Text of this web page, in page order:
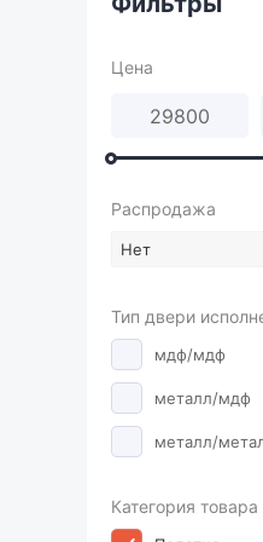
Цена
Распродажа
Нет
Тип двери
мдф/мдф
металл/мдф
металл/
Категория товара